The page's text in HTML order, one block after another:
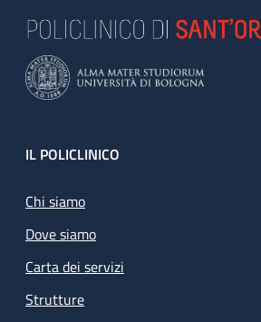
Footer
IL POLICLINICO
Chi siamo
Dove siamo
Carta dei servizi
Strutture